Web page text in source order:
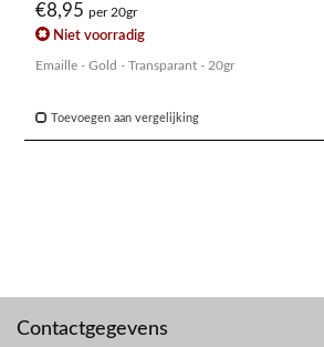
€8,95 per 20gr
Niet voorradig
Emaille - Gold - Transparant - 20gr
Toevoegen aan vergelijking
Contactgegevens